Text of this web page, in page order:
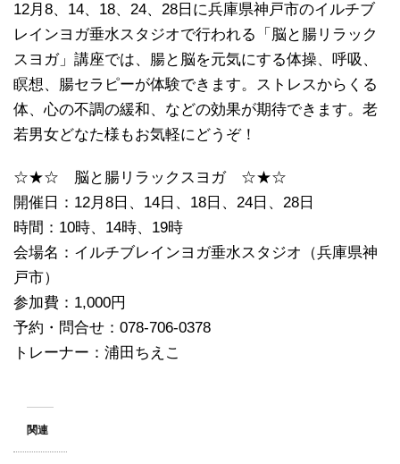
12月8、14、18、24、28日に兵庫県神戸市のイルチブ
レインヨガ垂水スタジオで行われる「脳と腸リラック
スヨガ」講座では、腸と脳を元気にする体操、呼吸、
瞑想、腸セラピーが体験できます。ストレスからくる
体、心の不調の緩和、などの効果が期待できます。老
若男女どなた様もお気軽にどうぞ！
☆★☆ 脳と腸リラックスヨガ ☆★☆
開催日：12月8日、14日、18日、24日、28日
時間：10時、14時、19時
会場名：イルチブレインヨガ垂水スタジオ（兵庫県神
戸市）
参加費：1,000円
予約・問合せ：078-706-0378
トレーナー：浦田ちえこ
関連